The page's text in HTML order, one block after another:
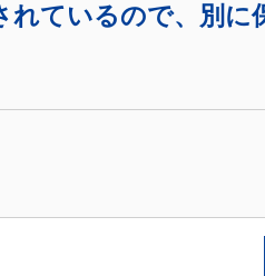
ているので、別に